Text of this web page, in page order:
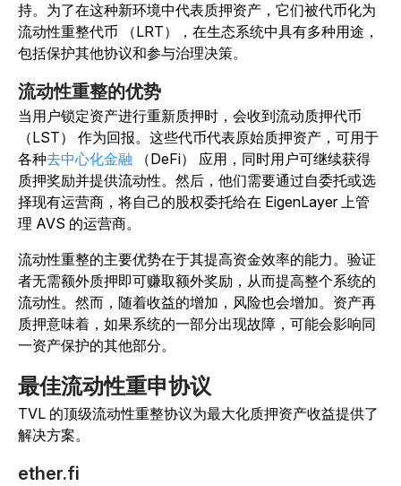
持。为了在这种新环境中代表质押资产，它们被代币化为
流动性重整代币 （LRT），在生态系统中具有多种用途，
包括保护其他协议和参与治理决策。
流动性重整的优势
当用户锁定资产进行重新质押时，会收到流动质押代币
（LST） 作为回报。这些代币代表原始质押资产，可用于
各种去中心化金融
（DeFi） 应用，同时用户可继续获得
质押奖励并提供流动性。然后，他们需要通过自委托或选
择现有运营商，将自己的股权委托给在 EigenLayer 上管
理 AVS 的运营商。
流动性重整的主要优势在于其提高资金效率的能力。验证
者无需额外质押即可赚取额外奖励，从而提高整个系统的
流动性。然而，随着收益的增加，风险也会增加。资产再
质押意味着，如果系统的一部分出现故障，可能会影响同
一资产保护的其他部分。
最佳流动性重申协议
TVL 的顶级流动性重整协议为最大化质押资产收益提供了
解决方案。
ether.fi